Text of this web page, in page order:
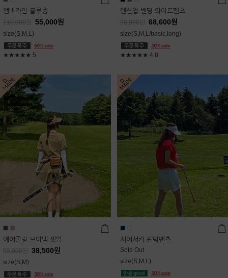
엠버라인 블루종
110,000 55,000원
size(S,M,L)
★★★★★ 5
텐션업 밴딩 와이드팬츠
98,000 68,600원
size(S,M,L/basic,long)
★★★★★ 4.8
에어쿨링 브이넥 셋업
55,000 38,500원
size(S,M)
시어서커 핀턱팬츠
Sold Out
size(S,M,L)